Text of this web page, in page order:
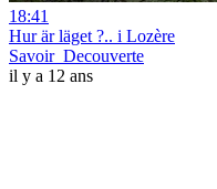
18:41
Hur är läget ?.. i Lozère
Savoir_Decouverte
il y a 12 ans